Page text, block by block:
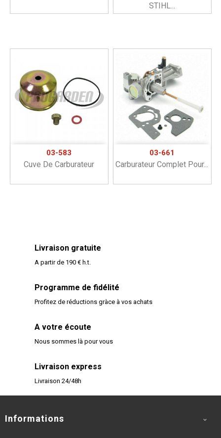
STIHL...
03-583
Cuve De Carburateur
03-661
Carburateur Complet Pour...
Livraison gratuite
A partir de 190 € h.t.
Programme de fidélité
Profitez de réductions gràce à vos achats
A votre écoute
Nous sommes là pour vous
Livraison express
Livraison 24/48h
Informations 